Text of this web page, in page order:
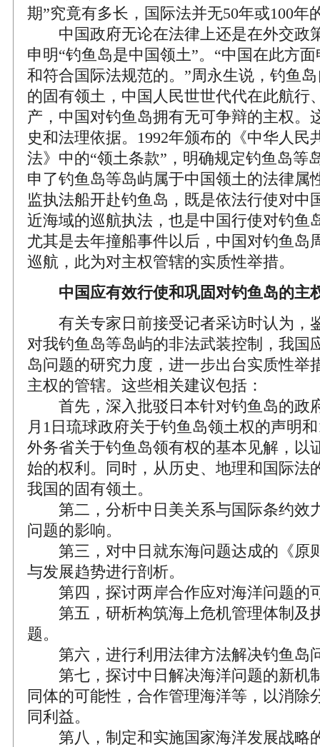
期”究竟有多长，国际法并无50年或100年
中国政府无论在法律上还是在外交政
申明“钓鱼岛是中国领土”。“中国在此方
和符合国际法规范的。”周永生说，钓鱼
的固有领土，中国人民世世代代在此航行
产，中国对钓鱼岛拥有无可争辩的主权。
史和法理依据。1992年颁布的《中华人民
法》中的“领土条款”，明确规定钓鱼岛等
申了钓鱼岛等岛屿属于中国领土的法律属
监执法船开赴钓鱼岛，既是依法行使对中
近海域的巡航执法，也是中国行使对钓鱼
尤其是去年撞船事件以后，中国对钓鱼岛
巡航，此为对主权管辖的实质性举措。
中国应有效行使和巩固对钓鱼岛的主
有关专家日前接受记者采访时认为，
对我钓鱼岛等岛屿的非法武装控制，我国
岛问题的研究力度，进一步出台实质性举
主权的管辖。这些相关建议包括：
首先，深入批驳日本针对钓鱼岛的政
月1日琉球政府关于钓鱼岛领土权的声明
外务省关于钓鱼岛领有权的基本见解，以
始的权利。同时，从历史、地理和国际法
我国的固有领土。
第二，分析中日美关系与国际条约效
问题的影响。
第三，对中日就东海问题达成的《原
与发展趋势进行剖析。
第四，探讨两岸合作应对海洋问题的
第五，研析构筑海上危机管理体制及
题。
第六，进行利用法律方法解决钓鱼岛
第七，探讨中日解决海洋问题的新机
同体的可能性，合作管理海洋等，以消除
同利益。
第八，制定和实施国家海洋发展战略